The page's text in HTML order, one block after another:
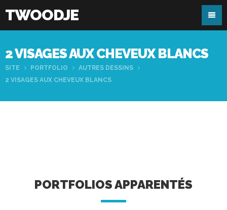
TWOODJE
2 VISAGES AUX CHEVEUX BLANCS
SITE PORTFOLIO
AUTRES DESSINS
2 VISAGES AUX CHEVEUX BLANCS
PORTFOLIOS APPARENTÉS